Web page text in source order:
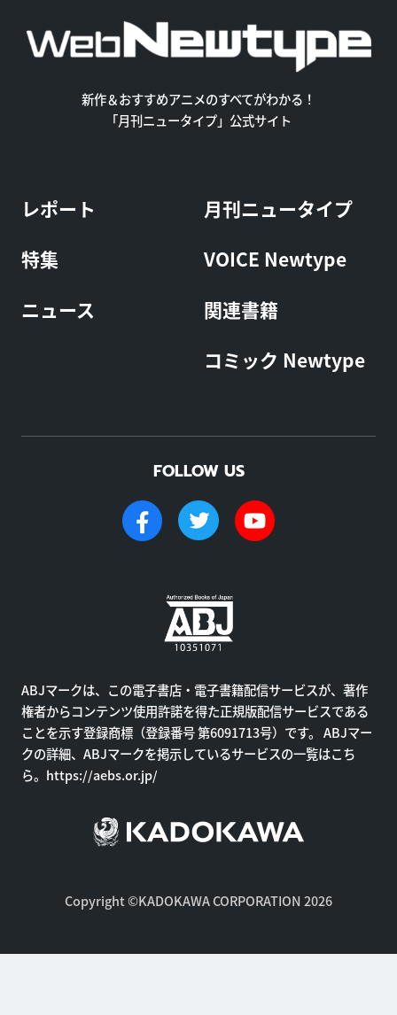
新作＆おすすめアニメのすべてがわかる！
「月刊ニュータイプ」公式サイト
レポート
特集
ニュース
月刊ニュータイプ
VOICE Newtype
関連書籍
コミック Newtype
FOLLOW US
ABJマークは、この電子書店・電子書籍配信サービスが、著作
権者からコンテンツ使用許諾を得た正規版配信サービスである
ことを示す登録商標（登録番号 第6091713号）です。 ABJマー
クの詳細、ABJマークを掲示しているサービスの一覧はこち
ら。 https://aebs.or.jp/
Copyright ©KADOKAWA CORPORATION 2026